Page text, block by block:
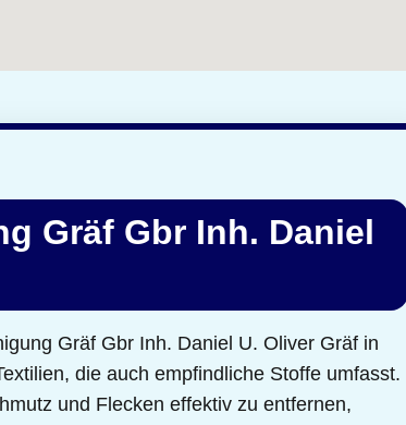
Gräf Gbr Inh. Daniel
Gräf Gbr Inh. Daniel U. Oliver Gräf in
die auch empfindliche Stoffe umfasst.
und Flecken effektiv zu entfernen,